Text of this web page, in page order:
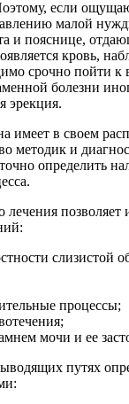
если
малой
и пояснице,
кровь,
срочно пойти к
болезни
эрекция.
имеет в своем
методик и
определить
лечения позволяет
слизистой
процессы;
мочи и ее
путях